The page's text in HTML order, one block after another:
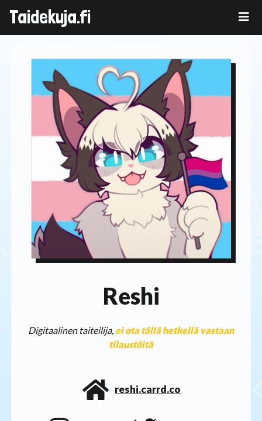
content
Taidekuja.fi
Reshi
Digitaalinen taiteilija, ei ota tällä hetkellä vastaan
tilaustöitä
reshi.carrd.co